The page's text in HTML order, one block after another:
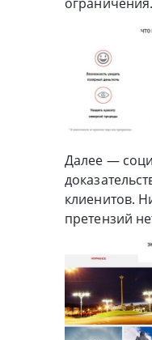
Далее —
клиенитов.
претензий